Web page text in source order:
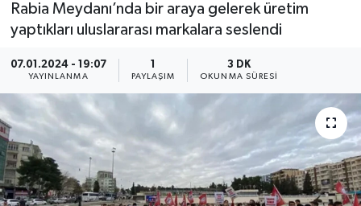
Rabia Meydanı’nda bir araya gelerek üretim
yaptıkları uluslararası markalara seslendi
07.01.2024 - 19:07
YAYINLANMA
1
PAYLAŞIM
3 DK
OKUNMA SÜRESI